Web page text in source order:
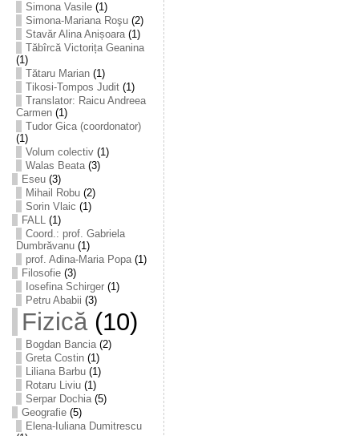
Simona Vasile(1)
Simona-Mariana Roşu(2)
Stavăr Alina Anișoara(1)
Tăbîrcă Victorița Geanina
(1)
Tătaru Marian(1)
Tikosi-Tompos Judit(1)
Translator: Raicu Andreea
Carmen(1)
Tudor Gica (coordonator)
(1)
Volum colectiv(1)
Walas Beata(3)
Eseu(3)
Mihail Robu(2)
Sorin Vlaic (1)
FALL(1)
Coord.: prof. Gabriela
Dumbrăvanu(1)
prof. Adina-Maria Popa(1)
Filosofie(3)
Iosefina Schirger(1)
Petru Ababii (3)
Fizică(10)
Bogdan Bancia(2)
Greta Costin(1)
Liliana Barbu(1)
Rotaru Liviu(1)
Serpar Dochia(5)
Geografie(5)
Elena-Iuliana Dumitrescu